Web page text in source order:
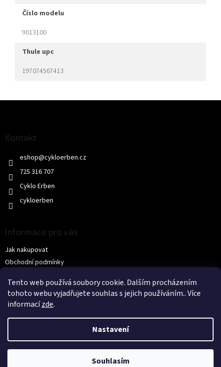
Tento web používá soubory cookie. Dalším procházením
tohoto webu vyjadřujete souhlas s jejich používáním.. Více
informacízde.
Nastavení
Souhlasím
číslo modelu
9013100
thule upc
197074567413
Kontakt
eshop@cykloerben.cz
725 316 707
Cyklo Erben
cykloerben
Informace pro vás
Jak nakupovat
Obchodní podmínky
KONTAKTY
CYKLO ERBEN s.r.o.. Všechna práva vyhrazena.